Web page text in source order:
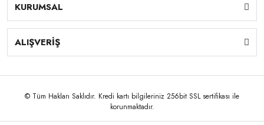
KURUMSAL
ALIŞVERİŞ
© Tüm Hakları Saklıdır. Kredi kartı bilgileriniz 256bit SSL sertifikası ile
korunmaktadır.